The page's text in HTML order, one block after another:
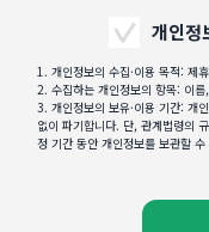
개인정
1. 개인정보의 수집·이용 목적: 제
2. 수집하는 개인정보의 항목: 이
3. 개인정보의 보유·이용 기간: 개
없이 파기합니다. 단, 관계법령의
정 기간 동안 개인정보를 보관할 수